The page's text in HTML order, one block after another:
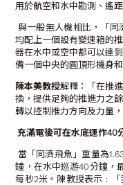
用於航空和水中勘測、遙
與一般無人機相比，「
均配上一個設有變速箱的
器在水中或空中都可以達
備一個中央的圓頂形機身
陳本美教授解釋：「在推
換，提供足夠的推進力之
轉以控制推力方向及力量
充滿電後可在水底運作40
當「同濟飛魚」重量為
鐘，在水中巡游40分鐘，
每秒2米。陳教授表示﹕